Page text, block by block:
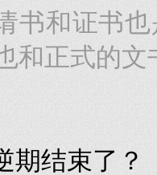
书和证书
和正式的文
期结束了？